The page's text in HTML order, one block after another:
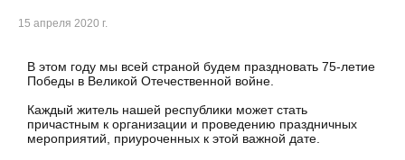
15 апреля 2020 г.
В этом году мы всей страной будем праздновать 75-летие
Победы в Великой Отечественной войне.
Каждый житель нашей республики может стать
причастным к организации и проведению праздничных
мероприятий, приуроченных к этой важной дате.